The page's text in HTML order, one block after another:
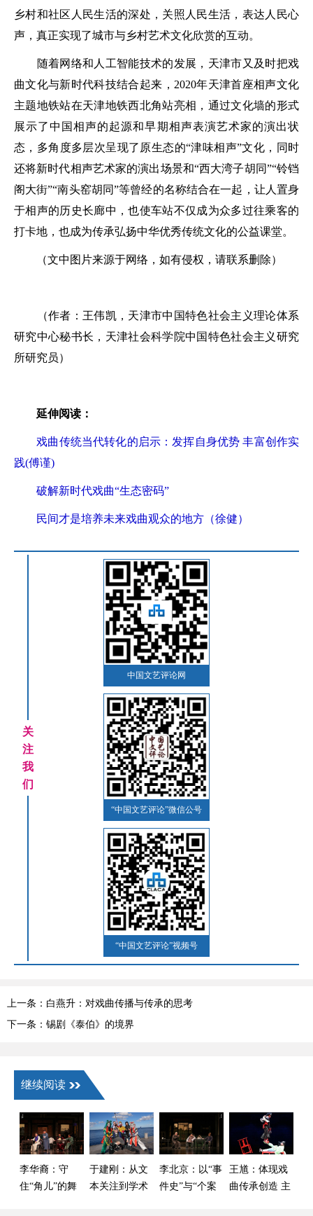
乡村和社区人民生活的深处，关照人民生活，表达人民心
声，真正实现了城市与乡村艺术文化欣赏的互动。
随着网络和人工智能技术的发展，天津市又及时把戏
曲文化与新时代科技结合起来，2020年天津首座相声文化
主题地铁站在天津地铁西北角站亮相，通过文化墙的形式
展示了中国相声的起源和早期相声表演艺术家的演出状
态，多角度多层次呈现了原生态的“津味相声”文化，同时
还将新时代相声艺术家的演出场景和“西大湾子胡同”“铃铛
阁大街”“南头窑胡同”等曾经的名称结合在一起，让人置身
于相声的历史长廊中，也使车站不仅成为众多过往乘客的
打卡地，也成为传承弘扬中华优秀传统文化的公益课堂。
（文中图片来源于网络，如有侵权，请联系删除）
（作者：王伟凯，天津市中国特色社会主义理论体系
研究中心秘书长，天津社会科学院中国特色社会主义研究
所研究员）
延伸阅读：
戏曲传统当代转化的启示：发挥自身优势 丰富创作实
践(傅谨)
破解新时代戏曲“生态密码”
民间才是培养未来戏曲观众的地方（徐健）
关
注
我
们
中国文艺评论网
“中国文艺评论”微信公号
“中国文艺评论”视频号
上一条：白燕升：对戏曲传播与传承的思考
下一条：锡剧《泰伯》的境界
继续阅读
李华裔：守
住“角儿”的舞
于建刚：从文
本关注到学术
李北京：以“事
件史”与“个案
王馗：体现戏
曲传承创造 主